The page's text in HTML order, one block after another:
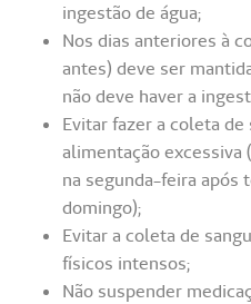
ingestão de água;
Nos dias anteriores à
antes) deve ser
não deve haver a
Evitar fazer a coleta
alimentação excessiva
na segunda-feira após
domingo);
Evitar a coleta de
físicos intensos;
Não suspender